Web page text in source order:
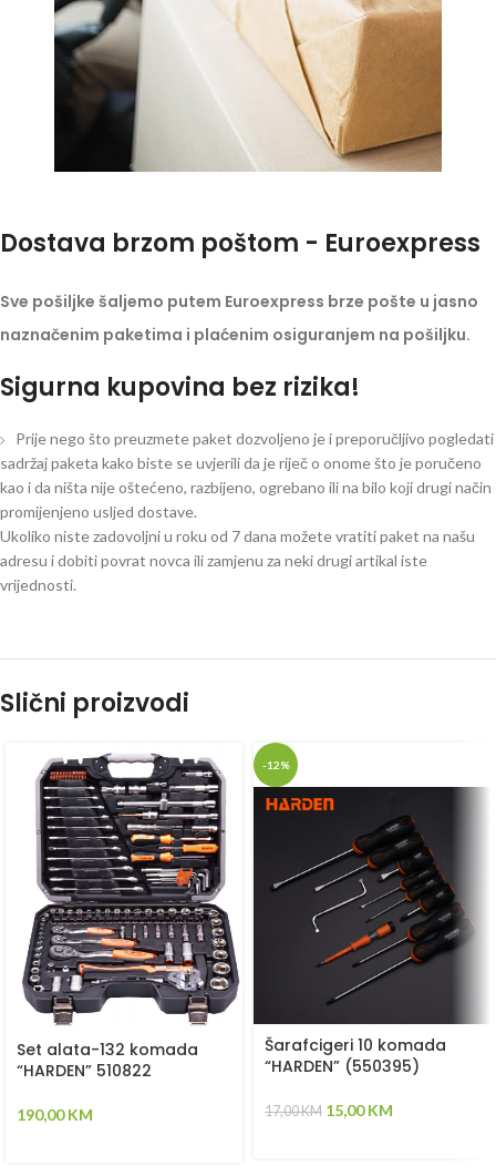
Dostava brzom poštom - Euroexpress
Sve pošiljke šaljemo putem Euroexpress brze pošte u jasno
naznačenim paketima i plaćenim osiguranjem na pošiljku.
Sigurna kupovina bez rizika!
Prije nego što preuzmete paket dozvoljeno je i preporučljivo pogledati
sadržaj paketa kako biste se uvjerili da je riječ o onome što je poručeno
kao i da ništa nije oštećeno, razbijeno, ogrebano ili na bilo koji drugi način
promijenjeno usljed dostave.
Ukoliko niste zadovoljni u roku od 7 dana možete vratiti paket na našu
adresu i dobiti povrat novca ili zamjenu za neki drugi artikal iste
vrijednosti.
Slični proizvodi
Set alata-132 komada
“HARDEN” 510822
190,00KM
-12%
Šarafcigeri 10 komada
“HARDEN” (550395)
17,00KM 15,00KM